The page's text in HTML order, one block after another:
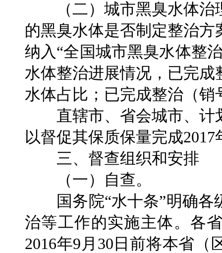
（二）城市黑臭水体治
的黑臭水体是否制定整治
纳入“全国城市黑臭水体整
水体整治进展情况，已完
水体占比；已完成整治（
直辖市、省会城市、计
以督促其保质保量完成
三、督查组织和安排
（一）自查。
国务院“水十条”明确各
治等工作的实施主体。各
2016年9月30日前将本省